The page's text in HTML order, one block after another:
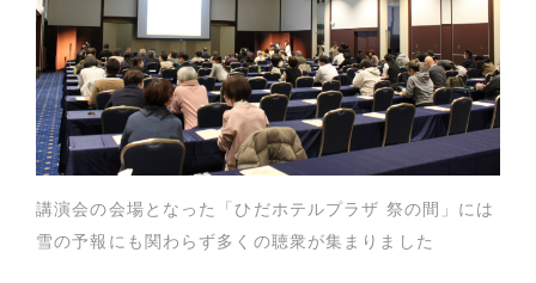
講演会の会場となった「ひだホテルプラザ 祭の間」には
雪の予報にも関わらず多くの聴衆が集まりました